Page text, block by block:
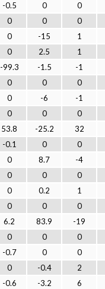
-0.5 0
0
0 0
0
0 -15
1
0 2.5
1
-99.3 -1.5
-1
0 0
0
0 -6
-1
0 0
0
53.8 -25.2
32
-0.1 0
0
0 8.7
-4
0 0
0
0 0.2
1
0 0
0
6.2 83.9
-19
0 0
0
-0.7 0
0
0 -0.4
2
-0.6 -3.2
6